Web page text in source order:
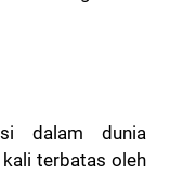
dalam dunia
kali terbatas oleh